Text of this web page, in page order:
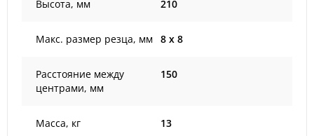
Высота, мм 210
Макс. размер резца, мм 8 x 8
Расстояние между
центрами, мм
150
Масса, кг 13